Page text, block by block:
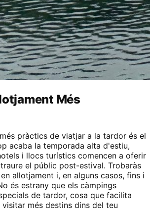
Més
pràctics de viatjar a la tardor és el
acaba la temporada alta d'estiu,
i llocs turístics comencen a oferir
el públic post-estival. Trobaràs
allotjament i, en alguns casos, fins i
és estrany que els càmpings
de tardor, cosa que facilita
més destins dins del teu